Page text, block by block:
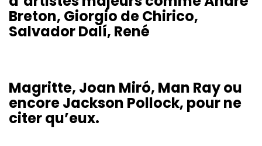
Breton, Giorgio de Chirico,
Salvador Dalí, René
Magritte, Joan Miró, Man Ray ou
encore Jackson Pollock, pour ne
citer qu’eux.